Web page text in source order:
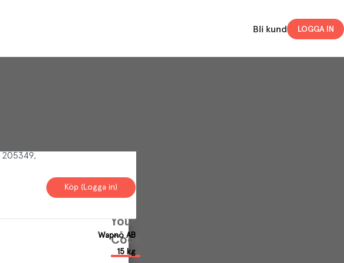
Bli kund LOGGA IN
205349
Köp (Logga in)
Wapnö AB
15 kg
Your
Cookies